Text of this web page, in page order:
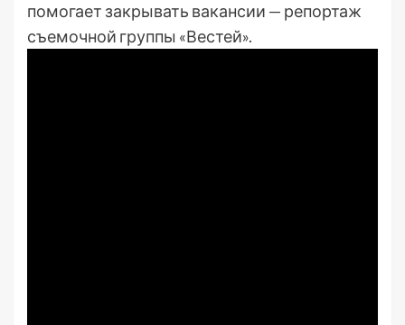
помогает закрывать вакансии — репортаж
съемочной группы «Вестей».